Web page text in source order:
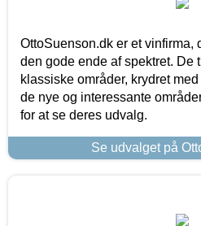
OttoSuenson.dk er et vinfirma,
den gode ende af spektret. De
klassiske områder, krydret
de nye og interessante
for at se deres udvalg.
Se udvalget på